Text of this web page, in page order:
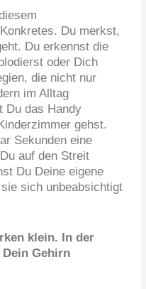
Du merkst,
Du erkennst die
oder Dich
die nicht nur
im Alltag
Du das Handy
gehst.
Sekunden eine
auf den Streit
Du Deine eigene
sich unbeabsichtigt
klein. In der
Gehirn